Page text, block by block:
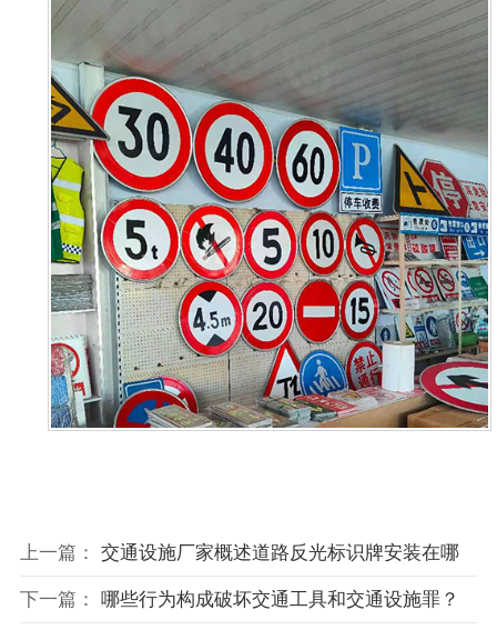
上一篇： 交通设施厂家概述道路反光标识牌安装在哪
下一篇： 哪些行为构成破坏交通工具和交通设施罪？